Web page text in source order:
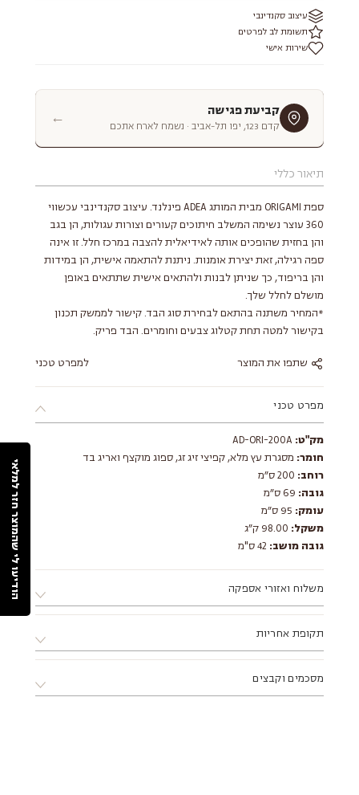
עיצוב סקנדינבי
תשומת לב לפרטים
שירות אישי
תיאור כללי
ספת ORIGAMI מבית המותג ADEA פינלנד. עיצוב סקנדינבי עכשווי
360 עוצר נשימה המשלב חיתוכים קעורים וצורות עגולות, הן בגב
והן בחזית שהופכים אותה לאידיאלית להצבה במרכז חלל. זו אינה
ספה רגילה, זאת יצירת אומנות. ניתנת להתאמה אישית, הן במידות
והן בריפוד, כך שניתן לבנות ולהתאים אישית שתתאים באופן
מושלם לחלל שלך.
*המחיר משתנה בהתאם לבחירת סוג הבד. קישור לממשק תכנון
בקישור למטה תחת קטלוג צבעים וחומרים. הבד פריק.
שתפו את המוצר למפרט טכני
מפרט טכני
מק"ט:
חומר: מסגרת עץ מלא, קפיצי זיג זג, ספוג מוקצף ואריג בד
רוחב:
גובה:
עומק:
משקל:
גובה מושב:
משלוח ואזורי אספקה
ב. ניתן לתאם התקנה ע"י מתקין מקצועי מטעם החברה.
ג. מוצר שמגיע באריזה שטוחה דורש הרכבה, ניתן להזמין הרכבה
דרך הסטודיו בתוספת תשלום.
ד. אזורי אספקה:
תקופת אחריות
מסכמים וקבצים
קביעת פגישה
קדם 123, יפו תל-אביב · נשמח לארח אתכם ←
הודיעו לי שהמוצר חזר למלאי